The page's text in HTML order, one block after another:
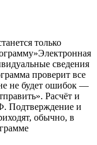
только
сведения
проверит все
не будет ошибок —
Расчёт и
Подтверждение и
обычно, в